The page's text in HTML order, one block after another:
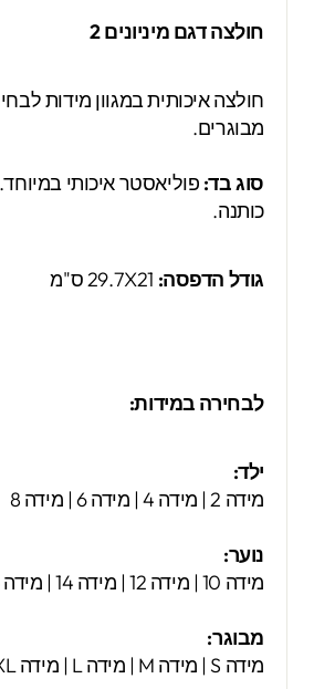
חולצה דגם מיניונים 2
חולצה איכותית במגוון מידות
מבוגרים.
סוג בד:פוליאסטר איכותי
כותנה.
גודל הדפסה:29.7X21 ס"מ
לבחירה במידות:
ילד:
מידה 2 | מידה 4 | מידה 6 | מידה 8
נוער:
מידה 10 | מידה 12 | מידה 14 | מידה 16 | מידה 18
מבוגר:
מידה S | מידה M | מידה L | מידה XL